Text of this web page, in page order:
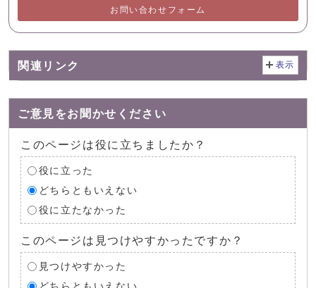
お問い合わせフォーム
関連リンク 表示
ご意見をお聞かせください
このページは役に立ちましたか？
役に立った
どちらともいえない
役に立たなかった
このページは見つけやすかったですか？
見つけやすかった